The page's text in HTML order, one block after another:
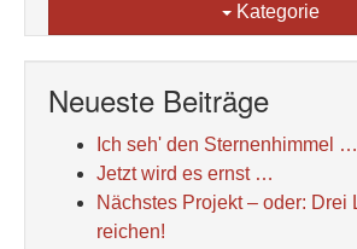
Kategorie
Neueste Beiträge
Ich seh' den Sternenhimmel …
Jetzt wird es ernst …
Nächstes Projekt – oder: Drei
reichen!